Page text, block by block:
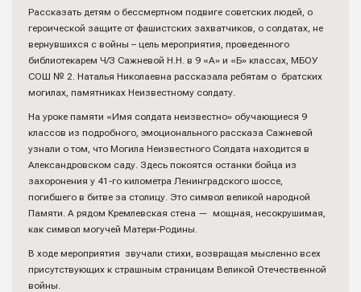
Рассказать детям о бессмертном подвиге советских людей, о
героической защите от фашистских захватчиков, о солдатах, не
вернувшихся с войны – цель мероприятия, проведенного
библиотекарем Ч/З Сажневой Н.Н. в 9 «А» и «Б» классах, МБОУ
СОШ № 2. Наталья Николаевна рассказала ребятам о братских
могилах, памятниках Неизвестному солдату.
На уроке памяти «Имя солдата неизвестно» обучающиеся 9
классов из подробного, эмоционального рассказа Сажневой
узнали о том, что Могила Неизвестного Солдата находится в
Александровском саду. Здесь покоятся останки бойца из
захоронения у 41-го километра Ленинградского шоссе,
погибшего в битве за столицу. Это символ великой народной
Памяти. А рядом Кремлевская стена — мощная, несокрушимая,
как символ могучей Матери-Родины.
В ходе мероприятия звучали стихи, возвращая мысленно всех
присутствующих к страшным страницам Великой Отечественной
войны.